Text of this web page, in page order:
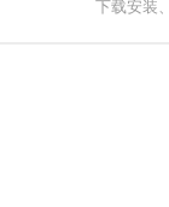
下载安装